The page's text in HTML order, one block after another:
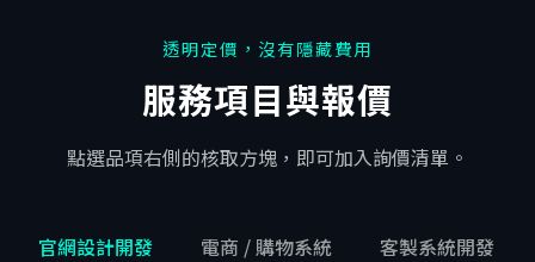
透明定價，沒有隱藏費用
服務項目與報價
點選品項右側的核取方塊，即可加入詢價清單。
官網設計開發 電商 / 購物系統
客製系統開發